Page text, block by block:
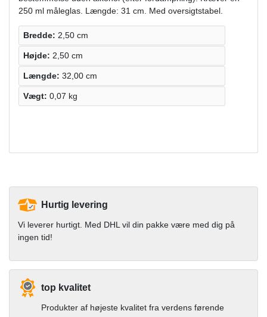
250 ml måleglas. Længde: 31 cm. Med oversigtstabel.
Bredde: 2,50 cm
Højde: 2,50 cm
Længde: 32,00 cm
Vægt: 0,07 kg
Hurtig levering
Vi leverer hurtigt. Med DHL vil din pakke være med dig på
ingen tid!
top kvalitet
Produkter af højeste kvalitet fra verdens førende